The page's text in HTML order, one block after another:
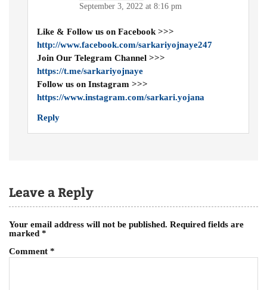
September 3, 2022 at 8:16 pm
Like & Follow us on Facebook >>>
http://www.facebook.com/sarkariyojnaye247
Join Our Telegram Channel >>>
https://t.me/sarkariyojnaye
Follow us on Instagram >>>
https://www.instagram.com/sarkari.yojana
Reply
Leave a Reply
Your email address will not be published. Required fields are
marked*
Comment*